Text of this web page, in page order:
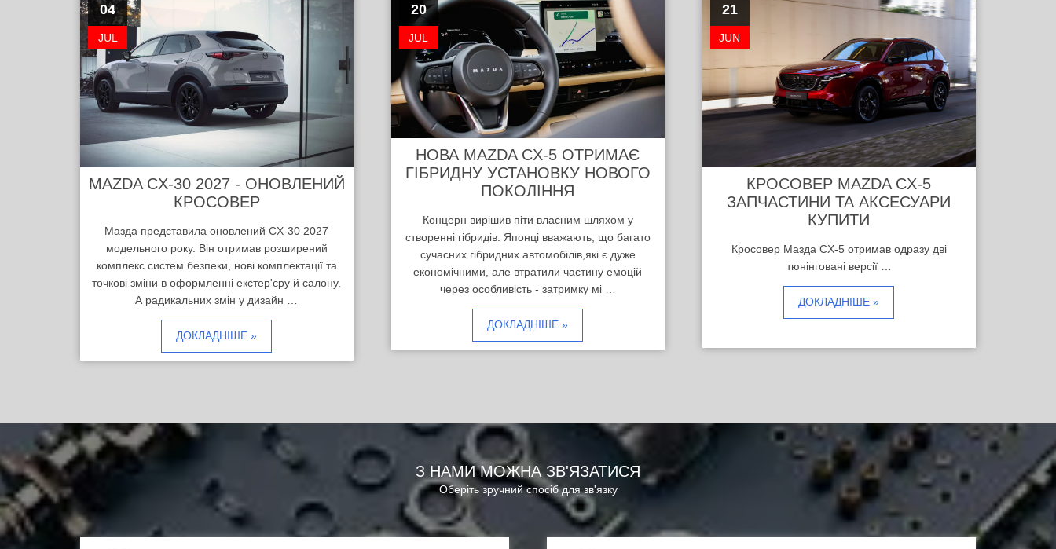
04
JUL
MAZDA CX-30 2027 - ОНОВЛЕНИЙ
КРОСОВЕР
Мазда представила оновлений CX-30 2027
модельного року. Він отримав розширений
комплекс систем безпеки, нові комплектації та
точкові зміни в оформленні екстер'єру й салону.
А радикальних змін у дизайн …
ДОКЛАДНІШЕ »
20
JUL
НОВА MAZDA CX-5 ОТРИМАЄ
ГІБРИДНУ УСТАНОВКУ НОВОГО
ПОКОЛІННЯ
Концерн вирішив піти власним шляхом у
створенні гібридів. Японці вважають, що багато
сучасних гібридних автомобілів,які є дуже
економічними, але втратили частину емоцій
через особливість - затримку мі …
ДОКЛАДНІШЕ »
21
JUN
КРОСОВЕР MAZDA CX-5
ЗАПЧАСТИНИ ТА АКСЕСУАРИ
КУПИТИ
Кросовер Мазда CX-5 отримав одразу дві
тюнінговані версії …
ДОКЛАДНІШЕ »
З НАМИ МОЖНА ЗВ'ЯЗАТИСЯ
Оберіть зручний спосіб для зв'язку